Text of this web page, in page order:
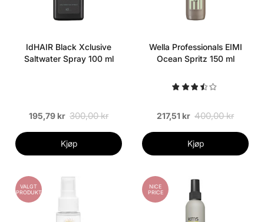
IdHAIR Black Xclusive
Saltwater Spray 100 ml
195,79 kr 300,00 kr
Kjøp
Wella Professionals EIMI
Ocean Spritz 150 ml
217,51 kr 400,00 kr
Kjøp
VALGT
PRODUKT
NICE
PRICE